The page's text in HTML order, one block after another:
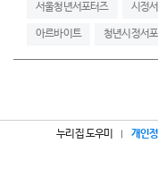
서울청년서포터즈 시정
아르바이트 청년시정서
누리집 도우미 개인